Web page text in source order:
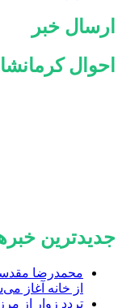
ارسال خبر
احوال
جدیدترین
محمدرضا
از خانه آغاز
تردد زوار از